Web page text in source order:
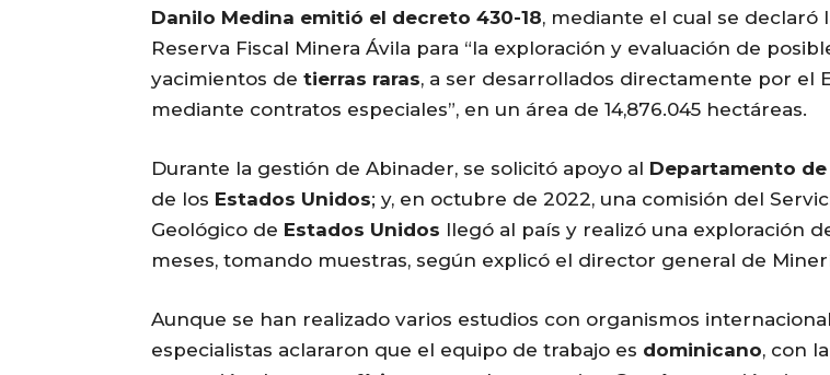
Danilo Medina emitió el decreto 430-18, mediante el cual se declaró
Reserva Fiscal Minera Ávila para “la exploración y evaluación de
yacimientos de tierras raras, a ser desarrollados directamente por el
mediante contratos especiales”, en un área de 14,876.045 hectáreas.
Durante la gestión de Abinader, se solicitó apoyo al Departamento de
de los Estados Unidos; y, en octubre de 2022, una comisión del
Geológico de Estados Unidos llegó al país y realizó una exploración
meses, tomando muestras, según explicó el director general de
Aunque se han realizado varios estudios con organismos
especialistas aclararon que el equipo de trabajo es dominicano, con la